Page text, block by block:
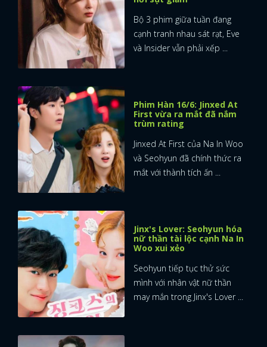
FACEBOOK GOOGLE
Bộ 3 phim giữa tuần đang
cạnh tranh nhau sát rạt, Eve
và Insider vẫn phải xếp ...
Phim Hàn 16/6: Jinxed At
First vừa ra mắt đã nắm
trùm rating
Jinxed At First của Na In Woo
và Seohyun đã chính thức ra
mắt với thành tích ấn ...
Jinx's Lover: Seohyun hóa
nữ thần tài lộc cạnh Na In
Woo xui xẻo
Seohyun tiếp tục thử sức
mình với nhân vật nữ thần
may mắn trong Jinx's Lover ...